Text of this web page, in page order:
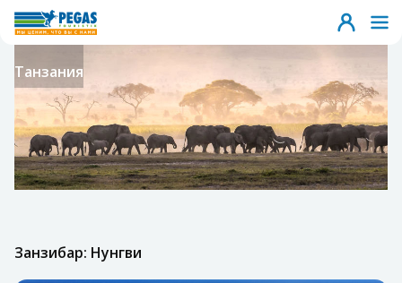
Танзания
Занзибар: Нунгви